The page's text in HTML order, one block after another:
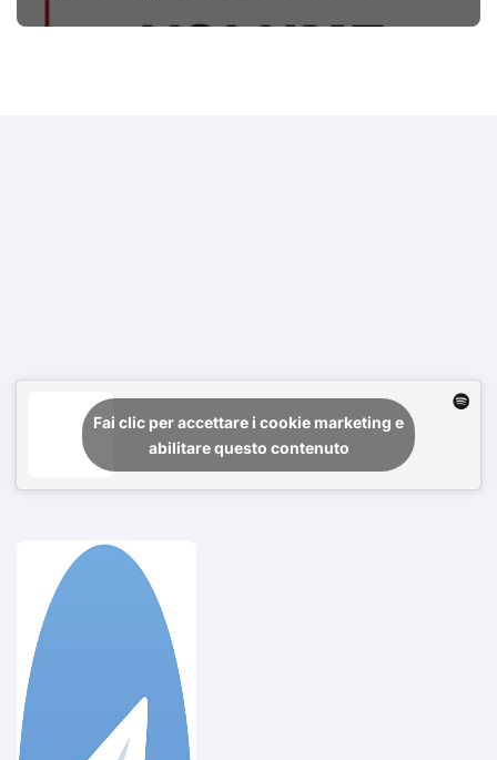
Fai clic per accettare i cookie marketing e
abilitare questo contenuto